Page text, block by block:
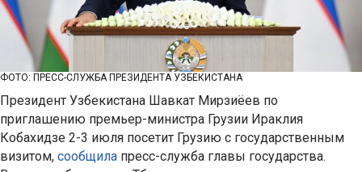
ФОТО: ПРЕСС-СЛУЖБА ПРЕЗИДЕНТА УЗБЕКИСТАНА
Президент Узбекистана Шавкат Мирзиёев по
приглашению премьер-министра Грузии Ираклия
Кобахидзе 2-3 июля посетит Грузию с государственным
визитом, сообщила пресс-служба главы государства.